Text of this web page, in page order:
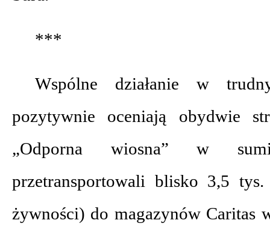
***
Wspólne działanie w
pozytywnie oceniają obydwie
„Odporna wiosna” w
przetransportowali blisko 3,5
żywności) do magazynów Caritas